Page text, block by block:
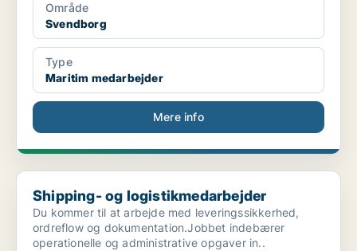
Område
Svendborg
Type
Maritim medarbejder
Mere info
Shipping- og logistikmedarbejder
Shipping- og logistikmedarbejder
Du kommer til at arbejde med leveringssikkerhed,
ordreflow og dokumentation.Jobbet indebærer
operationelle og administrative opgaver in..